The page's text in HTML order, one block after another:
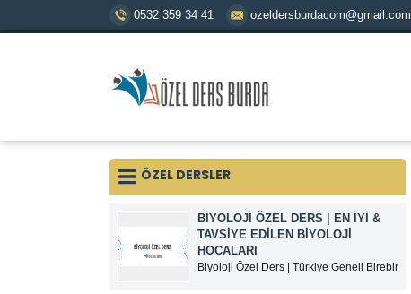
0532 359 34 41 ozeldersburdacom@gmail.com
ÖZEL DERSLER
BİYOLOJİ ÖZEL DERS | EN İYI &
TAVSIYE EDILEN BIYOLOJI
HOCALARI
Biyoloji Özel Ders | Türkiye Geneli Birebir